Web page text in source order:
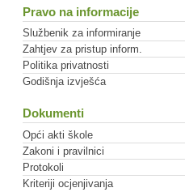
Pravo na informacije
Službenik za informiranje
Zahtjev za pristup inform.
Politika privatnosti
Godišnja izvješća
Dokumenti
Opći akti škole
Zakoni i pravilnici
Protokoli
Kriteriji ocjenjivanja